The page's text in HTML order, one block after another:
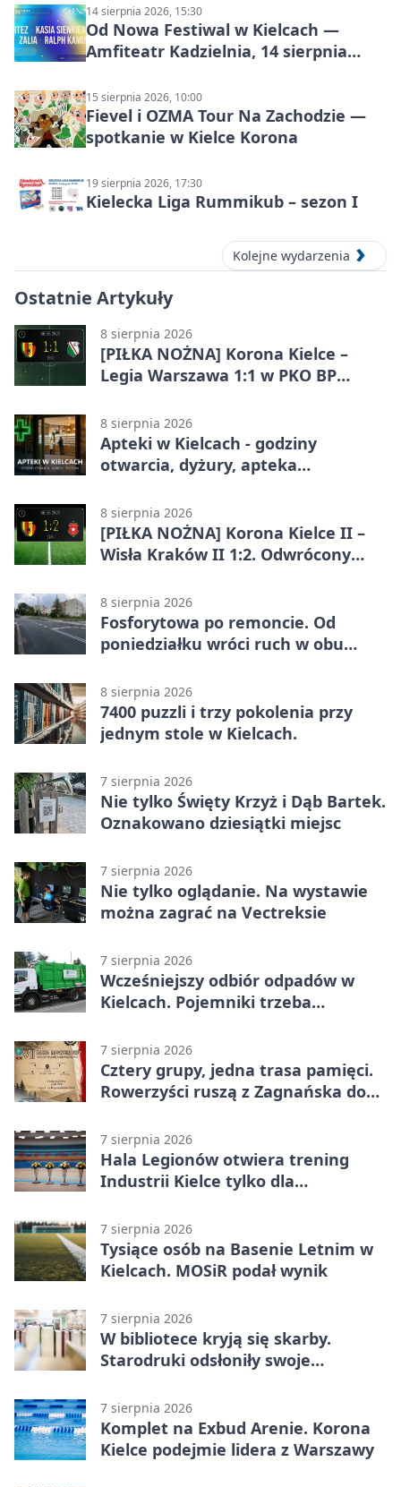
14 sierpnia 2026, 15:30
Od Nowa Festiwal w Kielcach —
Amfiteatr Kadzielnia, 14 sierpnia
15 sierpnia 2026, 10:00
Fievel i OZMA Tour Na Zachodzie —
spotkanie w Kielce Korona
19 sierpnia 2026, 17:30
Kielecka Liga Rummikub – sezon I
Kolejne wydarzenia
Ostatnie Artykuły
8 sierpnia 2026
[PIŁKA NOŻNA] Korona Kielce –
Legia Warszawa 1:1 w PKO BP
zatrzymali lidera
8 sierpnia 2026
Apteki w Kielcach - godziny
otwarcia, dyżury, apteka
8 sierpnia 2026
[PIŁKA NOŻNA] Korona Kielce II –
Wisła Kraków II 1:2. Odwrócony
(Grupa IV)
8 sierpnia 2026
Fosforytowa po remoncie. Od
poniedziałku wróci ruch w obu
8 sierpnia 2026
7400 puzzli i trzy pokolenia przy
jednym stole w Kielcach.
7 sierpnia 2026
Nie tylko Święty Krzyż i Dąb Bartek.
Oznakowano dziesiątki miejsc
7 sierpnia 2026
Nie tylko oglądanie. Na wystawie
można zagrać na Vectreksie
7 sierpnia 2026
Wcześniejszy odbiór odpadów w
Kielcach. Pojemniki trzeba
7 sierpnia 2026
Cztery grupy, jedna trasa pamięci.
Rowerzyści ruszą z Zagnańska do
7 sierpnia 2026
Hala Legionów otwiera trening
Industrii Kielce tylko dla
7 sierpnia 2026
Tysiące osób na Basenie Letnim w
Kielcach. MOSiR podał wynik
7 sierpnia 2026
W bibliotece kryją się skarby.
Starodruki odsłoniły swoje
7 sierpnia 2026
Komplet na Exbud Arenie. Korona
Kielce podejmie lidera z Warszawy